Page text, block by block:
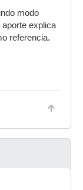
modo
explica
referencia.